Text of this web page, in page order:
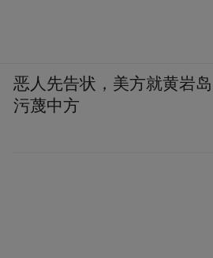
恶人先告状，美方就黄岩岛
污蔑中方